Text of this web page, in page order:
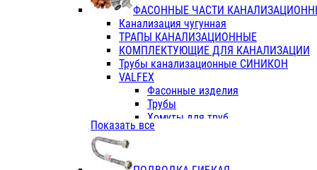
Фитинги с металл. серые
Фитинги ПП (серые)
Фитинги ПП белые
Краны
Фитинги ПП (белые)
Фитинги ПП с металлом белые
ПК КОНТУР
Краны полипропиленовые
Трубы полипропиленивые
TK
VALFEX
ФАСОННЫЕ ЧАСТИ
Канализация чугунная
ТРАПЫ КАНАЛИЗАЦИОННЫЕ
КОМПЛЕКТУЮЩИЕ ДЛЯ КАНАЛИЗАЦИИ
Трубы канализационные СИНИКОН
VALFEX
Фасонные изделия
Трубы
Хомуты для труб
ПВХ (стройполимер)
Показать все